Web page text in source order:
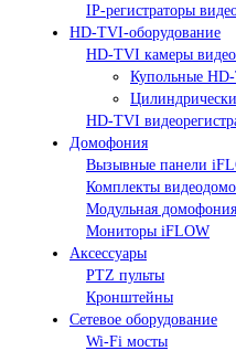
IP-регистраторы
HD-TVI-оборудование
HD-TVI камеры
Купольные
HD-TVI
Домофония
Вызывные панели
Комплекты
Модульная домофония
Мониторы iFLOW
Аксессуары
PTZ пульты
Кронштейны
Сетевое оборудование
Wi-Fi мосты